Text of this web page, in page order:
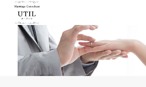
トップ
UTILの強み・Ｑ＆Ａ